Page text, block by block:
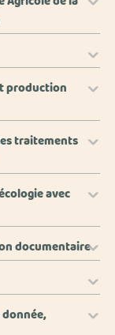
production
traitements
avec
documentaire